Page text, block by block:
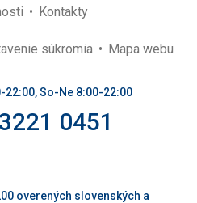
Kontakty
súkromia Mapa webu
So-Ne 8:00-22:00
0451
overených slovenských a